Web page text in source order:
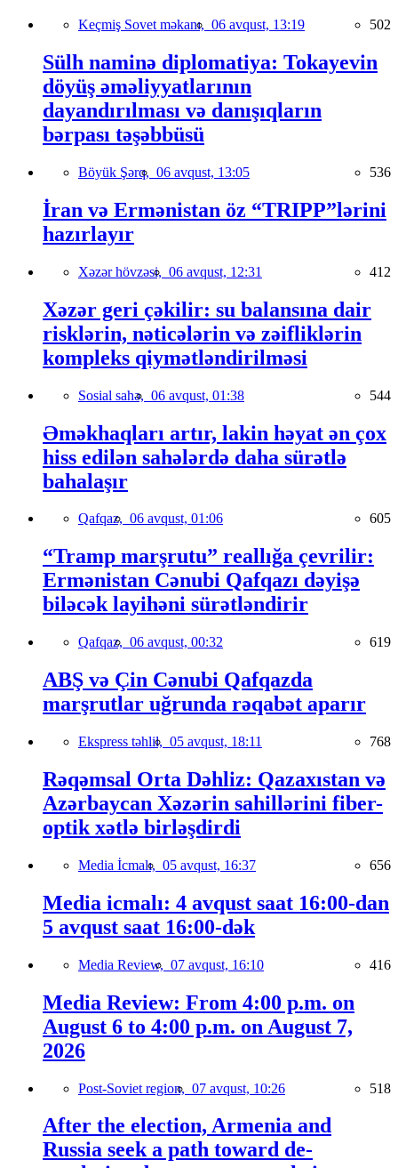
Keçmiş Sovet məkanı, 06 avqust, 13:19 502
Sülh naminə diplomatiya: Tokayevin
döyüş əməliyyatlarının
dayandırılması və danışıqların
bərpası təşəbbüsü
Böyük Şərq, 06 avqust, 13:05 536
İran və Ermənistan öz “TRIPP”lərini
hazırlayır
Xəzər hövzəsi, 06 avqust, 12:31 412
Xəzər geri çəkilir: su balansına dair
risklərin, nəticələrin və zəifliklərin
kompleks qiymətləndirilməsi
Sosial sahə, 06 avqust, 01:38 544
Əməkhaqları artır, lakin həyat ən çox
hiss edilən sahələrdə daha sürətlə
bahalaşır
Qafqaz, 06 avqust, 01:06 605
“Tramp marşrutu” reallığa çevrilir:
Ermənistan Cənubi Qafqazı dəyişə
biləcək layihəni sürətləndirir
Qafqaz, 06 avqust, 00:32 619
ABŞ və Çin Cənubi Qafqazda
marşrutlar uğrunda rəqabət aparır
Ekspress təhlil, 05 avqust, 18:11 768
Rəqəmsal Orta Dəhliz: Qazaxıstan və
Azərbaycan Xəzərin sahillərini fiber-
optik xətlə birləşdirdi
Media İcmalı, 05 avqust, 16:37 656
Media icmalı: 4 avqust saat 16:00-dan
5 avqust saat 16:00-dək
Media Review, 07 avqust, 16:10 416
Media Review: From 4:00 p.m. on
August 6 to 4:00 p.m. on August 7,
2026
Post-Soviet region, 07 avqust, 10:26 518
After the election, Armenia and
Russia seek a path toward de-